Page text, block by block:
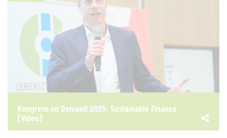
Kongress on Demand 2025: Sustainable Finance
[Video]